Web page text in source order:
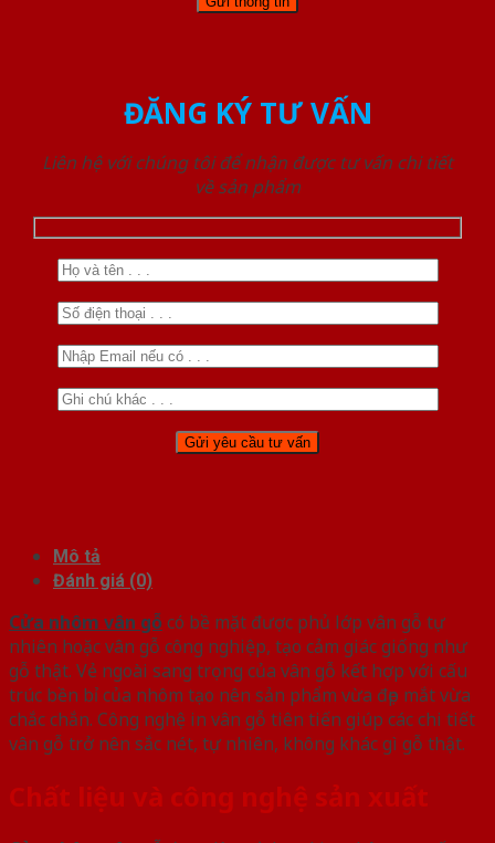
ĐĂNG KÝ TƯ VẤN
Liên hệ với chúng tôi để nhận được tư vấn chi tiết
về sản phẩm
Mô tả
Đánh giá (0)
Cửa nhôm vân gỗcó bề mặt được phủ lớp vân gỗ tự
nhiên hoặc vân gỗ công nghiệp, tạo cảm giác giống như
gỗ thật. Vẻ ngoài sang trọng của vân gỗ kết hợp với cấu
trúc bền bỉ của nhôm tạo nên sản phẩm vừa đẹp mắt vừa
chắc chắn. Công nghệ in vân gỗ tiên tiến giúp các chi tiết
vân gỗ trở nên sắc nét, tự nhiên, không khác gì gỗ thật.
Chất liệu và công nghệ sản xuất